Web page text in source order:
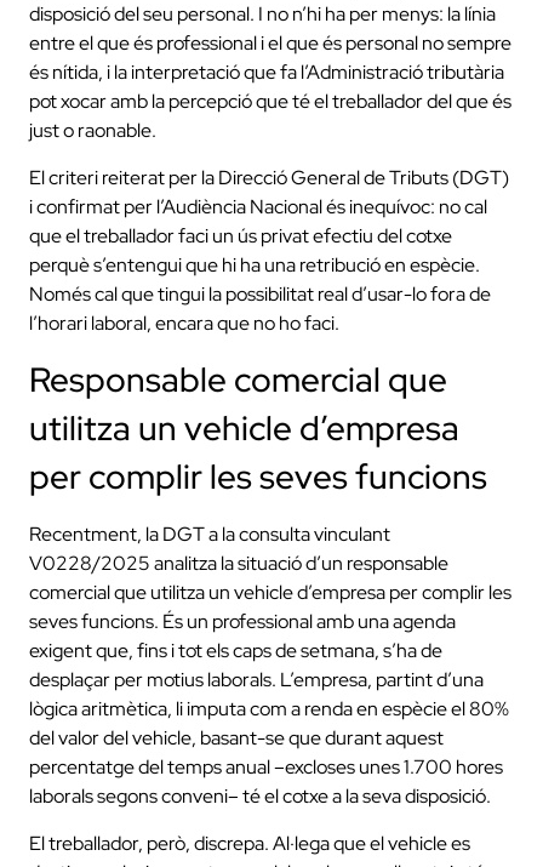
disposició del seu personal. I no n’hi ha per menys: la línia
entre el que és professional i el que és personal no sempre
és nítida, i la interpretació que fa l’Administració tributària
pot xocar amb la percepció que té el treballador del que és
just o raonable.
El criteri reiterat per la Direcció General de Tributs (DGT)
i confirmat per l’Audiència Nacional és inequívoc: no cal
que el treballador faci un ús privat efectiu del cotxe
perquè s’entengui que hi ha una retribució en espècie.
Només cal que tingui la possibilitat real d’usar-lo fora de
l’horari laboral, encara que no ho faci.
Responsable comercial que
utilitza un vehicle d’empresa
per complir les seves funcions
Recentment, la DGT a la consulta vinculant
V0228/2025 analitza la situació d’un responsable
comercial que utilitza un vehicle d’empresa per complir les
seves funcions. És un professional amb una agenda
exigent que, fins i tot els caps de setmana, s’ha de
desplaçar per motius laborals. L’empresa, partint d’una
lògica aritmètica, li imputa com a renda en espècie el 80%
del valor del vehicle, basant-se que durant aquest
percentatge del temps anual –excloses unes 1.700 hores
laborals segons conveni– té el cotxe a la seva disposició.
El treballador, però, discrepa. Al·lega que el vehicle es